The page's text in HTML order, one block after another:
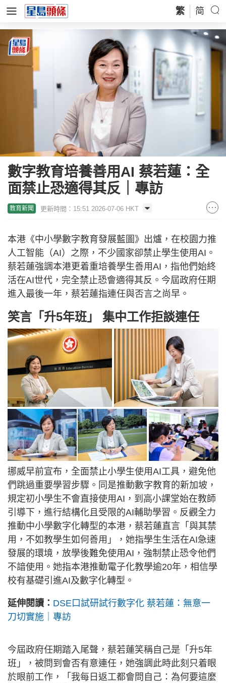
繁 简
數字教育培養善用AI 蔡若蓮：全
面禁止恐適得其反｜專訪
教育新聞 更新時間：15:51 2026-07-06 HKT
本港《中小學數字教育發展藍圖》出爐，在校園力推
人工智能（AI）之際，不少國家卻禁止學生使用AI。
蔡若蓮強調本港更着重培養學生善用AI，指他們始終
活在AI世代，完全禁止恐會適得其反。今屆政府任期
進入最後一年，蔡若蓮指連任與否言之尚早。
笑言「升5年班」 集中工作拒談連任
挪威早前宣布，全面禁止小學生使用AI工具，避免他
們跳過重要學習步驟。同是推動數字教育的新加坡，
規定初小學生不會直接使用AI，到高小課堂始在教師
引導下，進行結構化且受限的AI輔助學習。反觀全力
推動中小學數字化轉型的本港，蔡若蓮直言「與其禁
用，不如教學生如何善用」，她指學生生活在AI急速
發展的環境，放學後難免使用AI，強制禁止恐令他們
不諳使用。她指本港推動電子化教學逾20年，相信學
校有基礎引進AI及數字化轉型。
延伸閱讀： DSE口試研試行數字化 蔡若蓮：無意一
刀切實施｜專訪
今屆政府任期踏入尾聲，蔡若蓮笑稱自己是「升5年
班」，被問到會否有意連任，她強調此時此刻只着眼
於眼前工作，「我每日返工都會問自己：為何要這麼